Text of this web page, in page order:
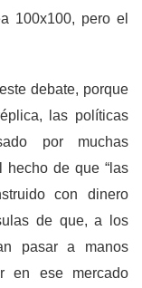
100x100, pero el
debate, porque
las políticas
por muchas
hecho de que “las
con dinero
de que, a los
pasar a manos
en ese mercado